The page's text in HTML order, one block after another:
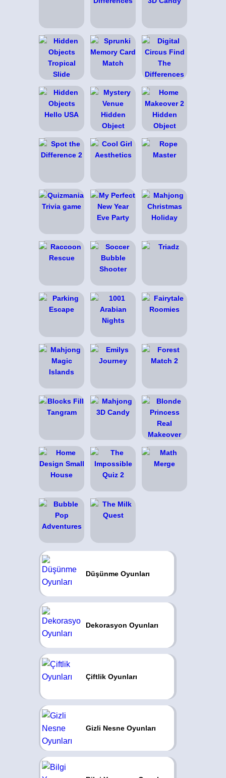
Düşünme Oyunları
Dekorasyon Oyunları
Çiftlik Oyunları
Gizli Nesne Oyunları